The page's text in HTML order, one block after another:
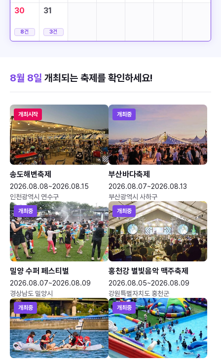
30
8건
31
3건
8월 8일 개최되는 축제를 확인하세요!
개최시작
송도해변축제
2026.08.08~2026.08.15
인천광역시 연수구
개최중
부산바다축제
2026.08.07~2026.08.13
부산광역시 사하구
개최중
밀양 수퍼 페스티벌
2026.08.07~2026.08.09
경상남도 밀양시
개최중
홍천강 별빛음악 맥주축제
2026.08.05~2026.08.09
강원특별자치도 홍천군
개최중 개최중